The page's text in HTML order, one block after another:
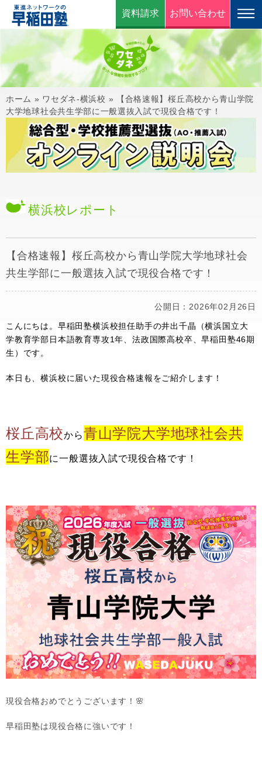
資料請求 お問い合わせ
ホーム » ワセダネ-横浜校 »
【合格速報】桜丘高校から青山学院
大学地球社会共生学部に一般選抜入試で現役合格です！
横浜校レポート
【合格速報】桜丘高校から青山学院大学地球社会
共生学部に一般選抜入試で現役合格です！
公開日：2026年02月26日
こんにちは。早稲田塾横浜校担任助手の井出千晶（横浜国立大
学教育学部日本語教育専攻1年、法政国際高校卒、早稲田塾46期
生）です。
本日も、横浜校に届いた現役合格速報をご紹介します！
桜丘高校から青山学院大学地球社会共
生学部に一般選抜入試で現役合格です！
現役合格おめでとうございます！🌸
早稲田塾は現役合格に強いです！